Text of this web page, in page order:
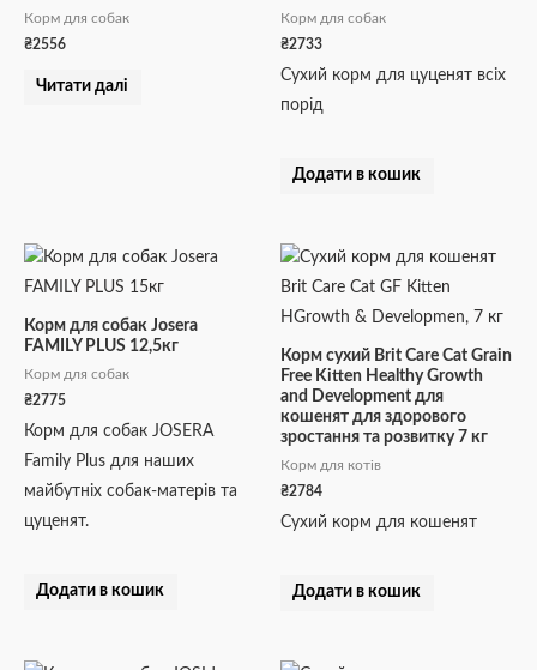
Корм для собак
₴2556
Читати далі
Корм для собак
₴2733
Сухий корм для цуценят всіх
порід
Додати в кошик
Корм для собак Josera
FAMILY PLUS 12,5кг
Корм для собак
₴2775
Корм для собак JOSERA
Family Plus для наших
майбутніх собак-матерів та
цуценят.
Додати в кошик
Корм сухий Brit Care Cat Grain
Free Kitten Healthy Growth
and Development для
кошенят для здорового
зростання та розвитку 7 кг
Корм для котів
₴2784
Сухий корм для кошенят
Додати в кошик